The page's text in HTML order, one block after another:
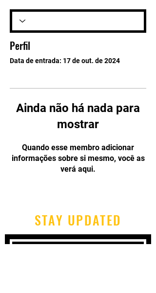
Perfil
Data de entrada: 17 de out. de 2024
Ainda não há nada para
mostrar
Quando esse membro adicionar
informações sobre si mesmo, você as
verá aqui.
STAY UPDATED